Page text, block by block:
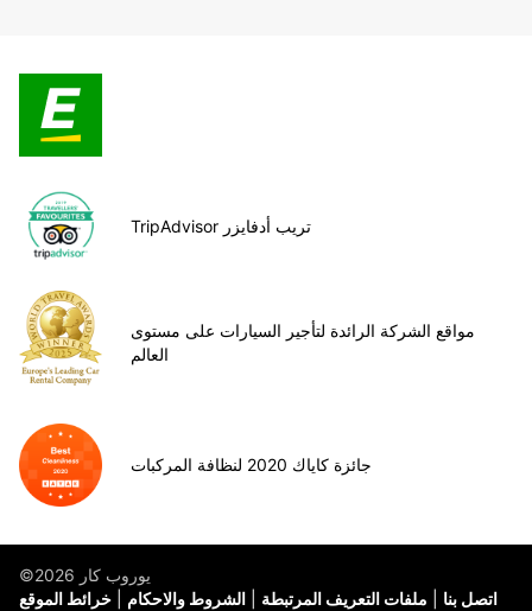
TripAdvisor تريب أدفايزر
مواقع الشركة الرائدة لتأجير السيارات على مستوى
العالم
جائزة كاياك 2020 لنظافة المركبات
©يوروب كار 2026
خرائط الموقع
الشروط والاحكام ملفات التعريف المرتبطة اتصل بنا